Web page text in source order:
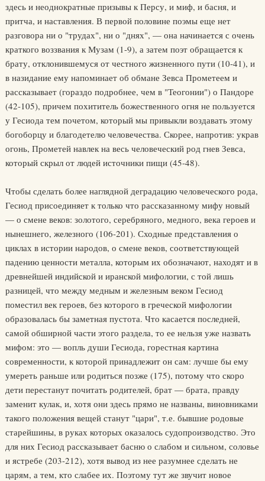
здесь и неоднократные призывы к Персу, и миф, и басня, и
притча, и наставления. В первой половине поэмы еще нет
разговора ни о "трудах", ни о "днях", — она начинается с очень
краткого воззвания к Музам (1-9), а затем поэт обращается к
брату, отклонившемуся от честного жизненного пути (10-41), и
в назидание ему напоминает об обмане Зевса Прометеем и
рассказывает (гораздо подробнее, чем в "Теогонии") о Пандоре
(42-105), причем похититель божественного огня не пользуется
у Гесиода тем почетом, который мы привыкли воздавать этому
богоборцу и благодетелю человечества. Скорее, напротив: украв
огонь, Прометей навлек на весь человеческий род гнев Зевса,
который скрыл от людей источники пищи (45-48).
Чтобы сделать более наглядной деградацию человеческого рода,
Гесиод присоединяет к только что рассказанному мифу новый
— о смене веков: золотого, серебряного, медного, века героев и
нынешнего, железного (106-201). Сходные представления о
циклах в истории народов, о смене веков, соответствующей
падению ценности металла, которым их обозначают, находят и в
древнейшей индийской и иранской мифологии, с той лишь
разницей, что между медным и железным веком Гесиод
поместил век героев, без которого в греческой мифологии
образовалась бы заметная пустота. Что касается последней,
самой обширной части этого раздела, то ее нельзя уже назвать
мифом: это — вопль души Гесиода, горестная картина
современности, к которой принадлежит он сам: лучше бы ему
умереть раньше или родиться позже (175), потому что скоро
дети перестанут почитать родителей, брат — брата, правду
заменит кулак, и, хотя они здесь прямо не названы, виновниками
такого положения вещей станут "цари", т.е. бывшие родовые
старейшины, в руках которых оказалось судопроизводство. Это
для них Гесиод рассказывает басню о слабом и сильном, соловье
и ястребе (203-212), хотя вывод из нее разумнее сделать не
царям, а тем, кто слабее их. Поэтому тут же звучит новое